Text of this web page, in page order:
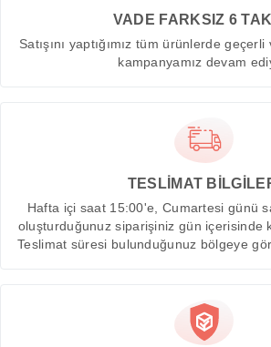
VADE FARKSIZ 6
Satışını yaptığımız tüm ürünlerde
kampanyamız devam
TESLİMAT
Hafta içi saat 15:00'e, Cumartesi günü
oluşturduğunuz siparişiniz gün içerisinde
Teslimat süresi bulunduğunuz bölgeye